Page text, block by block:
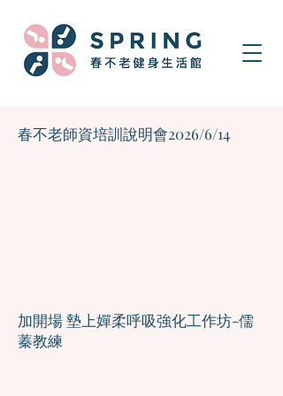
春不老師資培訓說明會2026/6/14
​加開場 墊上嬋柔呼吸強化工作坊-儒
蓁教練